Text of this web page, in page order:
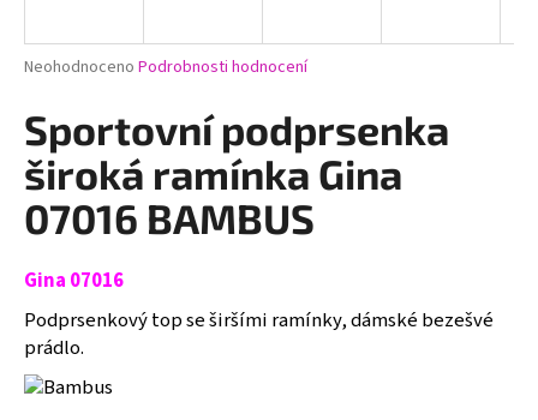
Průměrné
produktu
je
0,0
z
5
hvězdiček.
Neohodnoceno Podrobnosti hodnocení
Sportovní podprsenka
široká ramínka Gina
07016 BAMBUS
Gina 07016
Podprsenkový top se širšími ramínky, dámské bezešvé
prádlo.
j
t
?
D